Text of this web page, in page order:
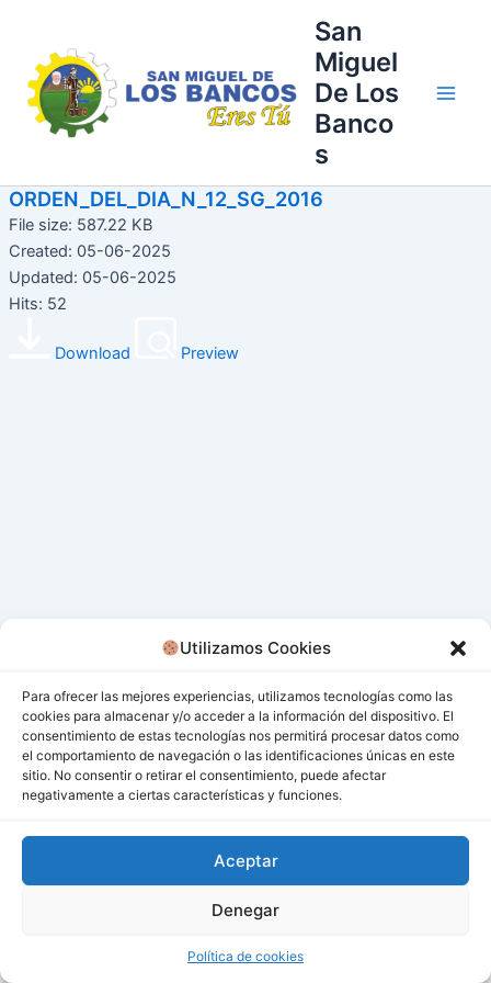
Utilizamos Cookies
Para ofrecer las mejores experiencias, utilizamos tecnologías como las
cookies para almacenar y/o acceder a la información del dispositivo. El
consentimiento de estas tecnologías nos permitirá procesar datos como
el comportamiento de navegación o las identificaciones únicas en este
sitio. No consentir o retirar el consentimiento, puede afectar
negativamente a ciertas características y funciones.
Aceptar
Denegar
Política de cookies
contenido
San
Miguel
De Los
Banco
s
ORDEN_DEL_DIA_N_12_SG_2016
File size: 587.22 KB
Created: 05-06-2025
Updated: 05-06-2025
Hits: 52
Download Preview
Todos los derechos © 2026 San Miguel De Los Bancos |